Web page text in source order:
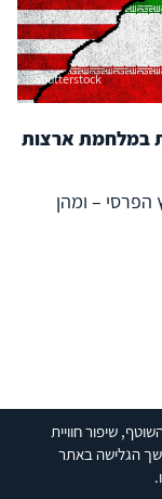
שיפור חוויית
הגלישה באתר
Shutterstock
במלחמת ארצות
– ומהן